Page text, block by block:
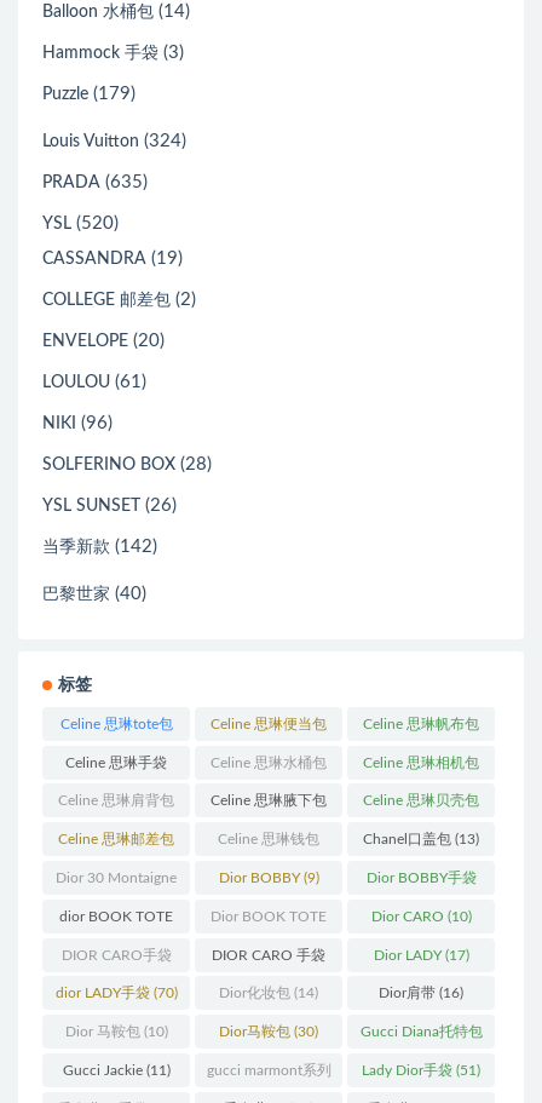
Balloon 水桶包 (14)
Hammock 手袋 (3)
Puzzle (179)
Louis Vuitton (324)
PRADA (635)
YSL (520)
CASSANDRA (19)
COLLEGE 邮差包 (2)
ENVELOPE (20)
LOULOU (61)
NIKI (96)
SOLFERINO BOX (28)
YSL SUNSET (26)
当季新款 (142)
巴黎世家 (40)
标签
Celine 思琳tote包
(23)
Celine 思琳便当包
(14)
Celine 思琳帆布包
(18)
Celine 思琳手袋
(250)
Celine 思琳水桶包
(55)
Celine 思琳相机包
(11)
Celine 思琳肩背包
(12)
Celine 思琳腋下包
(10)
Celine 思琳贝壳包
(12)
Celine 思琳邮差包
(13)
Celine 思琳钱包
(10)
Chanel口盖包 (13)
Dior 30 Montaigne
蒙田(31)
Dior BOBBY(9) Dior BOBBY手袋
(26)
dior BOOK TOTE
(12)
Dior BOOK TOTE
手袋(163)
Dior CARO (10)
DIOR CARO手袋
(11)
DIOR CARO 手袋
(31)
Dior LADY(17)
dior LADY手袋(70) Dior化妆包 (14) Dior肩带 (16)
Dior 马鞍包(10) Dior马鞍包 (30) Gucci Diana托特包
(11)
Gucci Jackie(11) gucci marmont系列 Lady Dior手袋 (51)